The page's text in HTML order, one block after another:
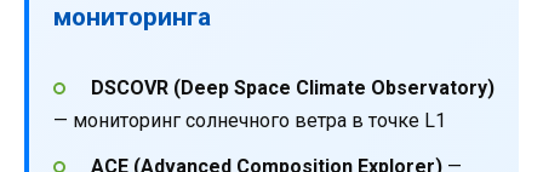
мониторинга
DSCOVR (Deep Space Climate Observatory)
— мониторинг солнечного ветра в точке L1
ACE (Advanced Composition Explorer)—